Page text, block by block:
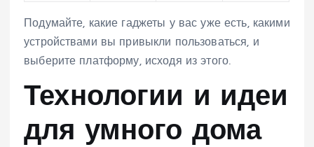
Подумайте, какие гаджеты у вас уже есть, какими
устройствами вы привыкли пользоваться, и
выберите платформу, исходя из этого.
Технологии и идеи
для умного дома